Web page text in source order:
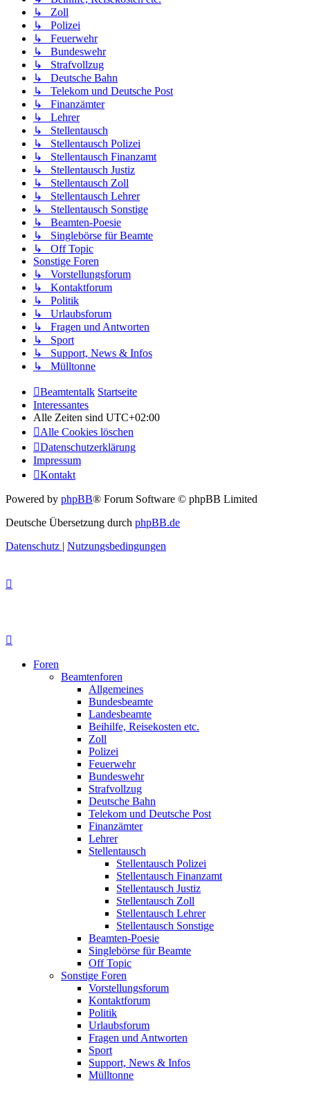
↳ Zoll
↳ Polizei
↳ Feuerwehr
↳ Bundeswehr
↳ Strafvollzug
↳ Deutsche Bahn
↳ Telekom und Deutsche Post
↳ Finanzämter
↳ Lehrer
↳ Stellentausch
↳ Stellentausch Polizei
↳ Stellentausch Finanzamt
↳ Stellentausch Justiz
↳ Stellentausch Zoll
↳ Stellentausch Lehrer
↳ Stellentausch Sonstige
↳ Beamten-Poesie
↳ Singlebörse für Beamte
↳ Off Topic
Sonstige Foren
↳ Vorstellungsforum
↳ Kontaktforum
↳ Politik
↳ Urlaubsforum
↳ Fragen und Antworten
↳ Sport
↳ Support, News & Infos
↳ Mülltonne
Beamtentalk Startseite
Interessantes
Alle Zeiten sind UTC+02:00
Alle Cookies löschen
Datenschutzerklärung
Impressum
Kontakt
Powered by phpBB® Forum Software © phpBB Limited
Deutsche Übersetzung durch phpBB.de
Datenschutz | Nutzungsbedingungen
Foren
Beamtenforen
Allgemeines
Bundesbeamte
Landesbeamte
Beihilfe, Reisekosten etc.
Zoll
Polizei
Feuerwehr
Bundeswehr
Strafvollzug
Deutsche Bahn
Telekom und Deutsche Post
Finanzämter
Lehrer
Stellentausch
Stellentausch Polizei
Stellentausch Finanzamt
Stellentausch Justiz
Stellentausch Zoll
Stellentausch Lehrer
Stellentausch Sonstige
Beamten-Poesie
Singlebörse für Beamte
Off Topic
Sonstige Foren
Vorstellungsforum
Kontaktforum
Politik
Urlaubsforum
Fragen und Antworten
Sport
Support, News & Infos
Mülltonne